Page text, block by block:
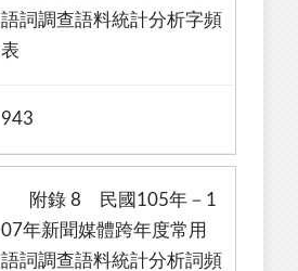
語詞調查語料統計分析字頻
表
943
附錄 8 民國105年－1
07年新聞媒體跨年度常用
語詞調查語料統計分析詞頻